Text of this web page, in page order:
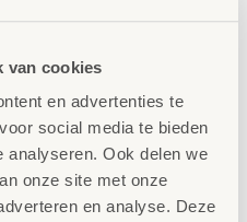
van cookies
en advertenties te
social media te bieden
analyseren. Ook delen we
onze site met onze
en analyse. Deze
zit